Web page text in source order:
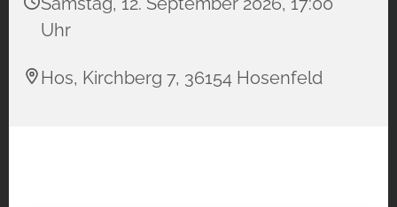
Uhr
Hos, Kirchberg 7, 36154 Hosenfeld